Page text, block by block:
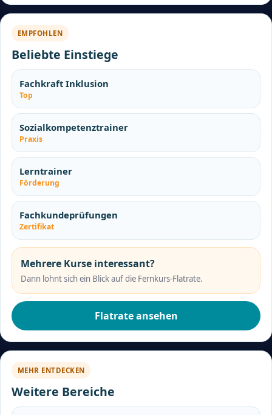
EMPFOHLEN
Beliebte Einstiege
Fachkraft Inklusion
Top
Sozialkompetenztrainer
Praxis
Lerntrainer
Förderung
Fachkundeprüfungen
Zertifikat
Mehrere Kurse interessant?
Dann lohnt sich ein Blick auf die Fernkurs-Flatrate.
Flatrate ansehen
MEHR ENTDECKEN
Weitere Bereiche